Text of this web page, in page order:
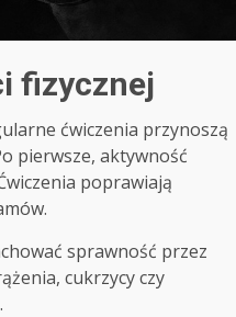
fizycznej
ćwiczenia przynoszą
pierwsze, aktywność
poprawiają
sprawność przez
cukrzycy czy